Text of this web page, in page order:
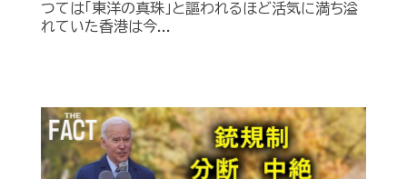
つては「東洋の真珠」と謳われるほど活気に満ち溢
れていた香港は今...